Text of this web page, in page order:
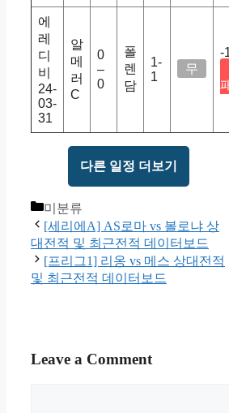
에
레
디
비
24-
03-
31
알
메
러
C
0
–
0
폴
렌
담
1-
1
무
-
다른 일정 더보기
Categories
미분류
[세리에A] AS로마 vs 볼로냐 상
대전적 및 최근전적 데이터보드
[프리그1] 리옹 vs 메스 상대전적
및 최근전적 데이터보드
Leave a Comment